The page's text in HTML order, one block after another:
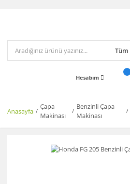
Hesabım
Anasayfa
Çapa
Makinası
Benzinli Çapa
Makinası